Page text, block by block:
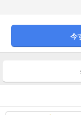
て普通の高校生、城戸栄
と改め、アイリと共に剣
を決める。試験に合格し
れながら、キッドは異世
今